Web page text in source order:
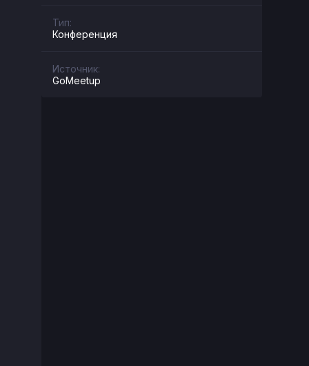
Тип:
Конференция
Источник:
GoMeetup